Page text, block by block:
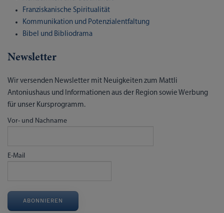
Franziskanische Spiritualität
Kommunikation und Potenzialentfaltung
Bibel und Bibliodrama
Newsletter
Wir versenden Newsletter mit Neuigkeiten zum Mattli
Antoniushaus und Informationen aus der Region sowie Werbung
für unser Kursprogramm.
Vor- und Nachname
E-Mail
ABONNIEREN